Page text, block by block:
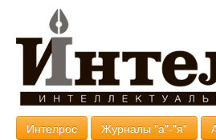
Интелрос Журналы "а"-"я"